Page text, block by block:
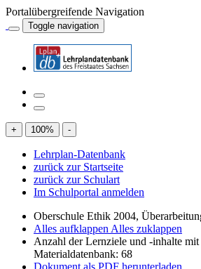
Portalübergreifende Navigation
Toggle navigation
+ 100% -
Lehrplan-Datenbank
zurück zur Startseite
zurück zur Schulart
Im Schulportal anmelden
Oberschule Ethik 2004,
Alles aufklappen Alles zuklappen
Anzahl der Lernziele und -inhalte
Materialdatenbank: 68
Dokument als PDF herunterladen